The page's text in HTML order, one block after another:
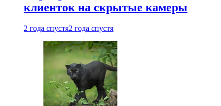
клиенток на скрытые камеры
2 года спустя2 года спустя